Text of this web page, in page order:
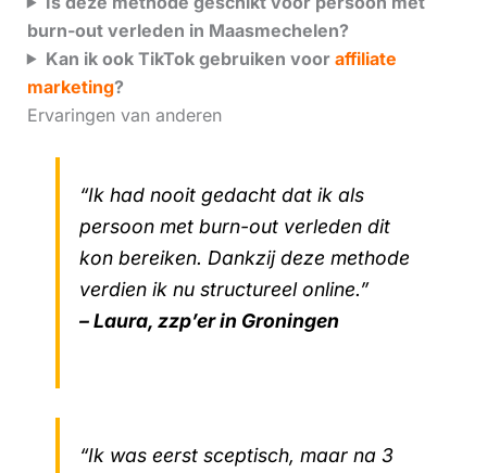
burn-out verleden in Maasmechelen?
Kan ik ook TikTok gebruiken voor affiliate
marketing?
Ervaringen van anderen
“Ik had nooit gedacht dat ik als
persoon met burn-out verleden dit
kon bereiken. Dankzij deze methode
verdien ik nu structureel online.”
– Laura, zzp’er in Groningen
“Ik was eerst sceptisch, maar na 3